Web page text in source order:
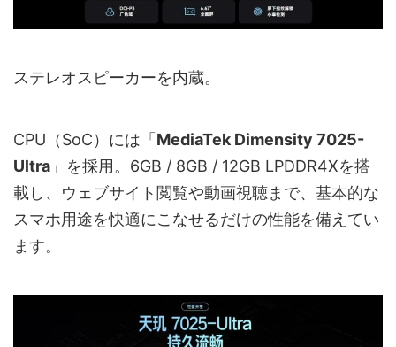
ステレオスピーカーを内蔵。
CPU（SoC）には「 MediaTek Dimensity 7025-
Ultra 」を採用。6GB / 8GB / 12GB LPDDR4Xを搭
載し、ウェブサイト閲覧や動画視聴まで、基本的な
スマホ用途を快適にこなせるだけの性能を備えてい
ます。